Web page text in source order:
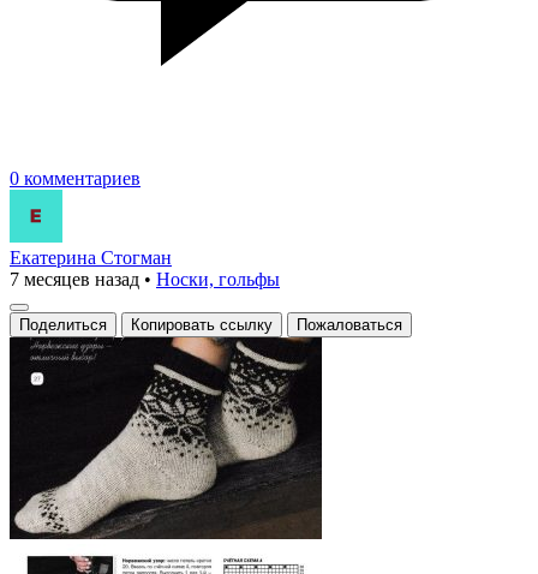
0 комментариев
Екатерина Стогман
7 месяцев назад • Носки, гольфы
Поделиться Копировать ссылку Пожаловаться